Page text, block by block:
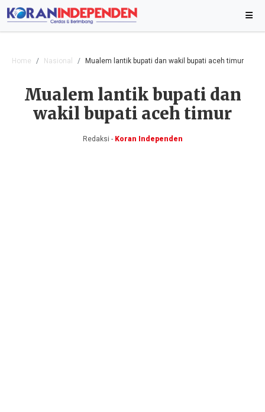
Home Nasional Mualem lantik bupati dan wakil bupati aceh timur
Mualem lantik bupati dan
wakil bupati aceh timur
Redaksi -Koran Independen